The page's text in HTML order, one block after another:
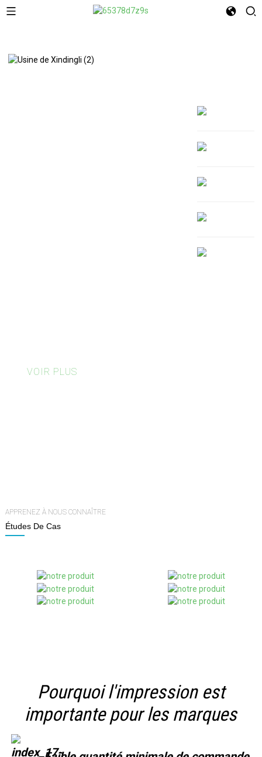
Bienvenue dans le pack XINDINGLI
De l'impression numérique éclatante à
flexographie durable, notre expertise
VOIR PLUS
APPRENEZ À NOUS CONNAÎTRE
Études De Cas
Pourquoi l'impression est
importante pour les marques